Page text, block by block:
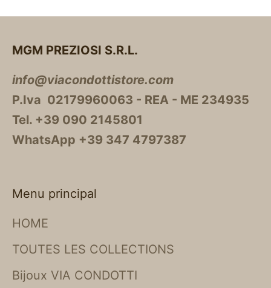
MGM PREZIOSI S.R.L.
info@viacondottistore.com
P.Iva 02179960063 - REA - ME 234935
Tel. +39 090 2145801
WhatsApp +39 347 4797387
Menu principal
HOME
TOUTES LES COLLECTIONS
Bijoux VIA CONDOTTI